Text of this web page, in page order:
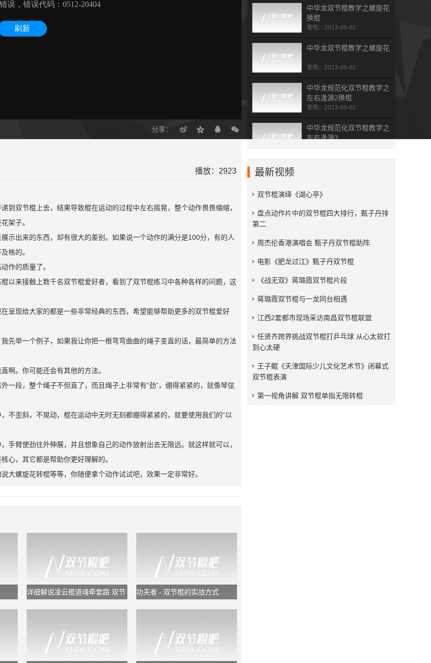
分享：
中华龙双节棍教学之螺旋花
换棍
发布：2013-09-02
中华龙双节棍教学之螺旋花
发布：2013-09-02
中华龙规范化双节棍教学之
左右逢源2换棍
发布：2013-09-02
中华龙规范化双节棍教学之
左右逢源3
左右逢源1
中华龙规范化双节棍教学之
白蛇吐信组合
播放：2923
到双节棍上去，结果导致棍在运动的过程中左右摇晃，整个动作畏畏缩缩，
架子。
示出来的东西，却有很大的差别。如果说一个动作的满分是100分，有的人
格的。
作的质量了。
以来接触上数千名双节棍爱好者，看到了双节棍练习中各种各样的问题，这
呈现给大家的都是一些非常经典的东西，希望能够帮助更多的双节棍爱好
先举一个例子，如果我让你把一根弯弯曲曲的绳子变直的话，最简单的方法
啊。你可能还会有其他的方法。
一段，整个绳子不但直了，而且绳子上非常有“劲”，绷得紧紧的，就像琴弦
不歪斜，不晃动，棍在运动中无时无刻都绷得紧紧的，就要使用我们的“以
手臂使劲往外伸展，并且想象自己的动作放射出去无限远。就这样就可以，
心，其它都是帮助你更好理解的。
大螺旋花转棍等等，你随便拿个动作试试吧，效果一定非常好。
详细解说凌云棍道魂牵套路 双节
功夫者 - 双节棍的实战方式
最新视频
双节棍演绎《湖心亭》
​盘点动作片中的双节棍四大排行，甄子丹排
第二
周杰伦香港演唱会 甄子丹双节棍助阵
电影《肥龙过江》甄子丹双节棍
《战无双》蒋璐霞双节棍片段
蒋璐霞双节棍与一龙同台相遇
江西2套都市现场采访南昌双节棍联盟
任贤齐跨界挑战双节棍打乒乓球 从心太软打
到心太硬
王子鲲《天津国际少儿文化艺术节》闭幕式
双节棍表演
第一视角讲解 双节棍单指无限转棍